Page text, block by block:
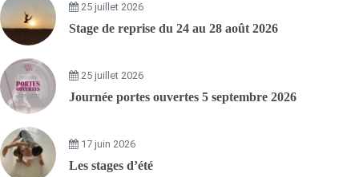
25 juillet 2026
Stage de reprise du 24 au 28 août 2026
25 juillet 2026
Journée portes ouvertes 5 septembre 2026
17 juin 2026
Les stages d’été